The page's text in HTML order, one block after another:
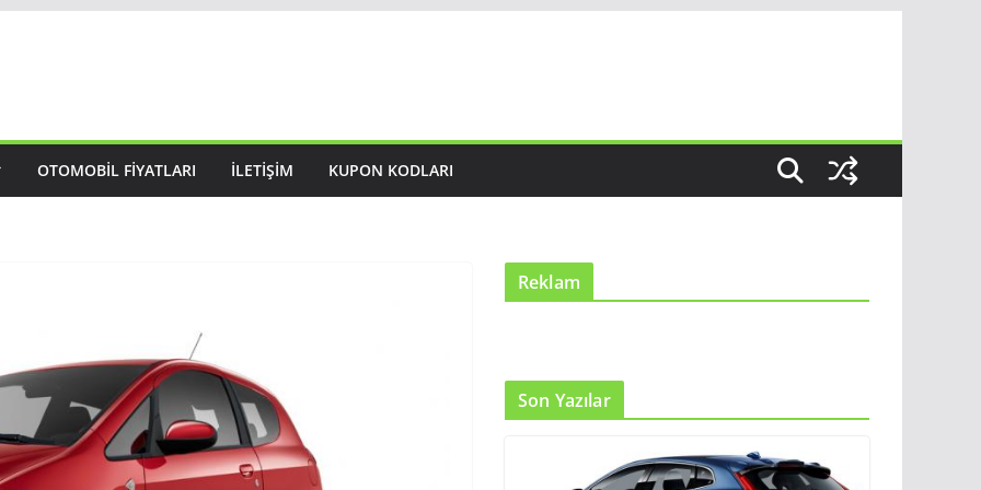
OTOMOBIL FIYATLARI İLETIŞIM KUPON KODLARI
Reklam
Son Yazılar